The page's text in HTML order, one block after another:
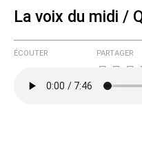
La voix du midi /
ÉCOUTER PARTAGER